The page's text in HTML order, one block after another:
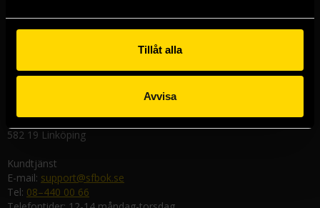
Tillåt alla
Avvisa
411 19 Göteborg
211 43 Malmö
Nygatan 20
582 19 Linköping
Kundtjänst
E-mail: support@sfbok.se
Tel: 08–440 00 66